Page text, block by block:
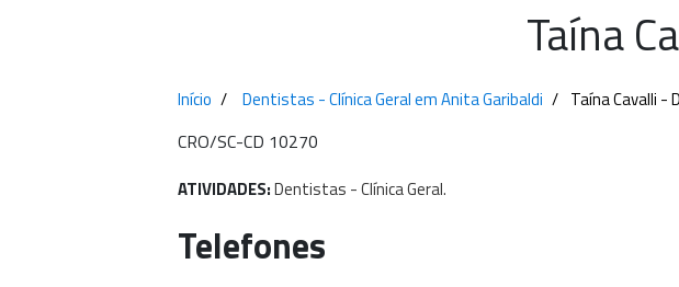
Taína
Início Dentistas - Clínica Geral em Anita Garibaldi Taína Cavalli -
CRO/SC-CD 10270
ATIVIDADES:Dentistas -ClínicaGeral.
Telefones